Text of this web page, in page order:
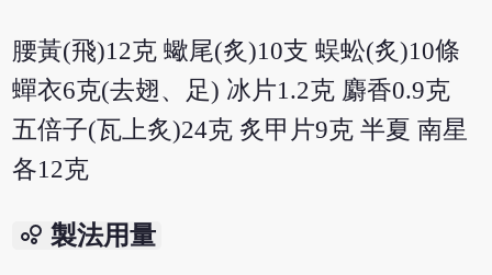
腰黃(飛)12克 蠍尾(炙)10支 蜈蚣(炙)10條
蟬衣6克(去翅、足) 冰片1.2克 麝香0.9克
五倍子(瓦上炙)24克 炙甲片9克 半夏 南星
各12克
bubble_chart 製法用量